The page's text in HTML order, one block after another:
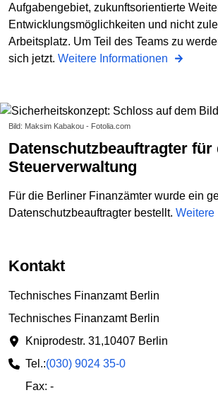
Aufgabengebiet, zukunftsorientierte
Entwicklungsmöglichkeiten und nicht
Arbeitsplatz. Um Teil des Teams zu
sich jetzt. Weitere Informationen
Bild: Maksim Kabakou - Fotolia.com
Datenschutzbeauftragter für die Berliner
Steuerverwaltung
Für die Berliner Finanzämter wurde ein
Datenschutzbeauftragter bestellt. Weitere
Kontakt
Technisches Finanzamt Berlin
Technisches Finanzamt Berlin
Kniprodestr. 31,10407 Berlin
Tel.:(030) 9024 35-0
Fax: -